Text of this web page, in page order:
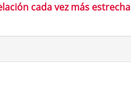
cada vez más estrecha